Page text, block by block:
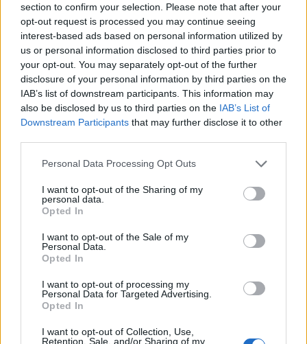
section to confirm your selection. Please note that after your
opt-out request is processed you may continue seeing
interest-based ads based on personal information utilized by
us or personal information disclosed to third parties prior to
your opt-out. You may separately opt-out of the further
disclosure of your personal information by third parties on the
IAB’s list of downstream participants. This information may
also be disclosed by us to third parties on the IAB’s List of
Downstream Participants that may further disclose it to other
Personal Data Processing Opt Outs
I want to opt-out of the Sharing of my
personal data.
Opted In
I want to opt-out of the Sale of my
Personal Data.
Opted In
I want to opt-out of processing my
Personal Data for Targeted Advertising.
Opted In
I want to opt-out of Collection, Use,
Retention, Sale, and/or Sharing of my